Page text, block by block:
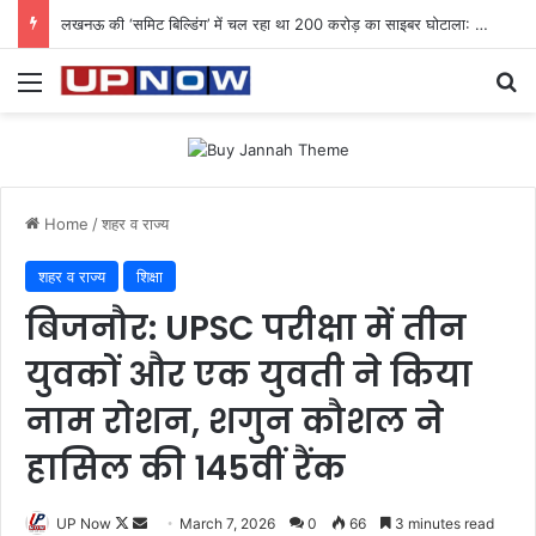
लखनऊ की ‘समिट बिल्डिंग’ में चल रहा था 200 करोड़ का साइबर घोटाला: 40 युवतियों समेत 119 गिरफ्तार
Menu
Home /शहर व राज्य
शहर व राज्य शिक्षा
बिजनौर: UPSC परीक्षा में तीन
युवकों और एक युवती ने किया
नाम रोशन, शगुन कौशल ने
हासिल की 145वीं रैंक
UP Now
Follow
Send March 7, 2026 0 66 3 minutes read